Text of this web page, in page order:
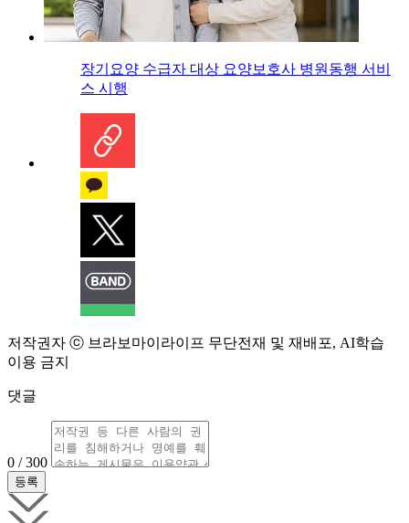
장기요양 수급자 대상 요양보호사 병원동행 서비
스 시행
저작권자 ⓒ 브라보마이라이프 무단전재 및 재배포, AI학습
이용 금지
댓글
0 / 300